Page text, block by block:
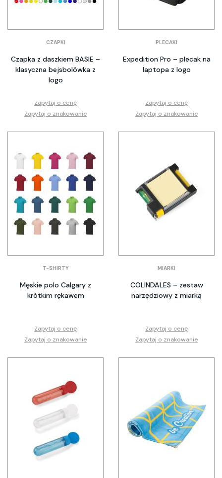
CZAPKI
Czapka z daszkiem BASIE –
klasyczna bejsbolówka z
logo
Zapytaj o cenę
Zapytaj o znakowanie
PLECAKI
Expedition Pro – plecak na
laptopa z logo
Zapytaj o cenę
Zapytaj o znakowanie
T-SHIRTY
Męskie polo Calgary z
krótkim rękawem
Zapytaj o cenę
Zapytaj o znakowanie
MIARKI
COLINDALES – zestaw
narzędziowy z miarką
Zapytaj o cenę
Zapytaj o znakowanie